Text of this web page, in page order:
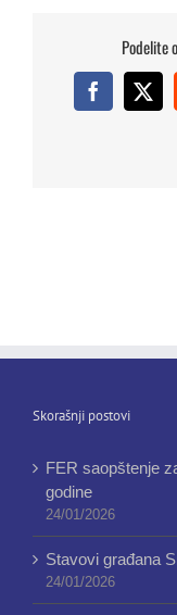
Podelite
Facebook
X
Skorašnji postovi
FER saopštenje
godine
24/01/2026
Stavovi građana
24/01/2026